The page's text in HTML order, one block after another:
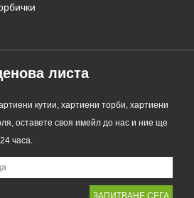
листа
кутии, хартиени торби, хартиени
оставете своя имейл до нас и ние ще
часа.